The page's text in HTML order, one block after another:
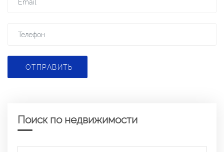
ОТПРАВИТЬ
Поиск по недвижимости